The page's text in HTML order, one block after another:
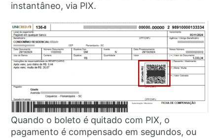
instantâneo, via PIX.
Quando o boleto é quitado com PIX, o
pagamento é compensado em segundos, ou